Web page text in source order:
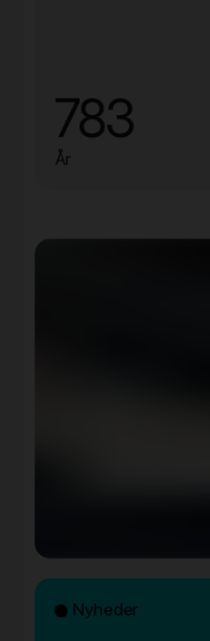
783
År
Nyheder